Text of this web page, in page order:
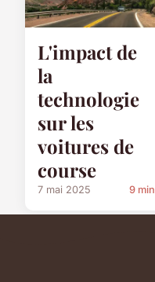
L'impact de
la
technologie
sur les
voitures de
course
7 mai 2025 9 min